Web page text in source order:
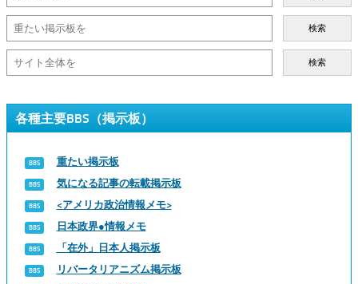
検索
検索
各種主要BBS（掲示板）
重たい掲示板
気になる記事の転載掲示板
<アメリカ政治情報メモ>
日本政界●情報メモ
「在外」日本人掲示板
リバータリアニズム掲示板